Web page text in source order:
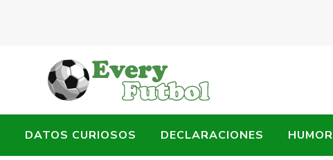
DATOS CURIOSOS DECLARACIONES HUMOR